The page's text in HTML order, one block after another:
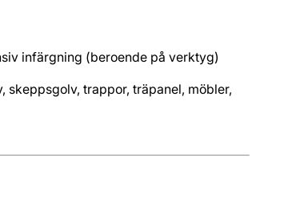
infärgning (beroende på verktyg)
skeppsgolv, trappor, träpanel, möbler,